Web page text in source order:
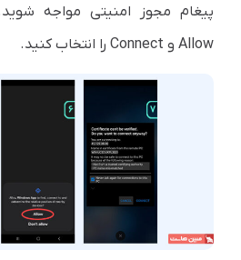
پیغام مجوز امنیتی مواجه
Allow و Connect را انتخاب کنید.